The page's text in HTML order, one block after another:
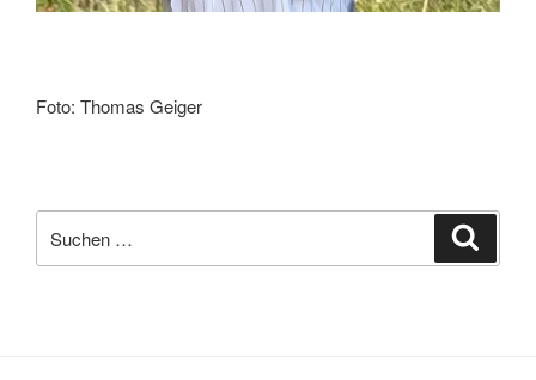
Foto: Thomas Geiger
nach: